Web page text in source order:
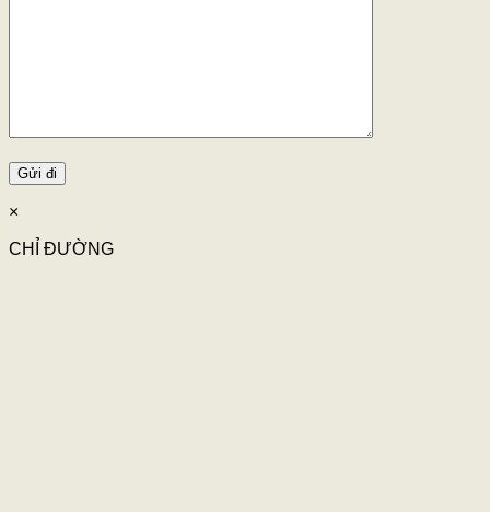
×
CHỈ ĐƯỜNG